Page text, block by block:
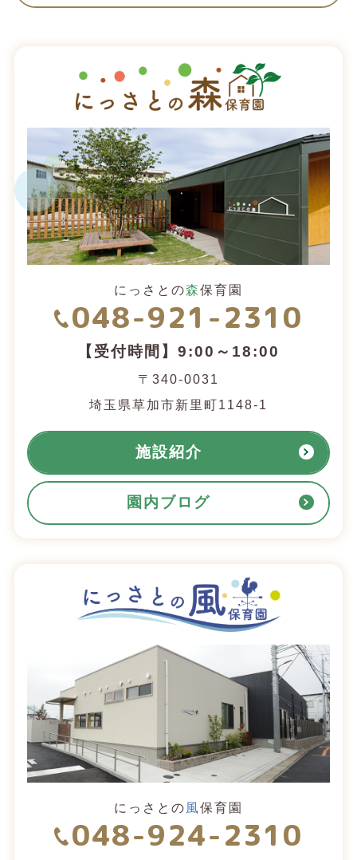
にっさとの森保育園
048-921-2310
【受付時間】9:00～18:00
〒340-0031
埼玉県草加市新里町1148-1
施設紹介
園内ブログ
にっさとの 風保育園
048-924-2310